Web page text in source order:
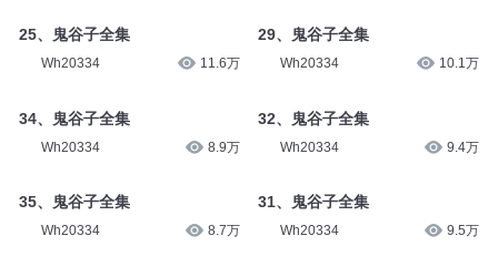
25、鬼谷子全集
Wh20334 11.6万
34、鬼谷子全集
Wh20334 8.9万
35、鬼谷子全集
Wh20334 8.7万
29、鬼谷子全集
Wh20334 10.1万
32、鬼谷子全集
Wh20334 9.4万
31、鬼谷子全集
Wh20334 9.5万